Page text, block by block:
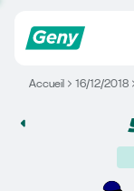
Accueil 16/12/2018